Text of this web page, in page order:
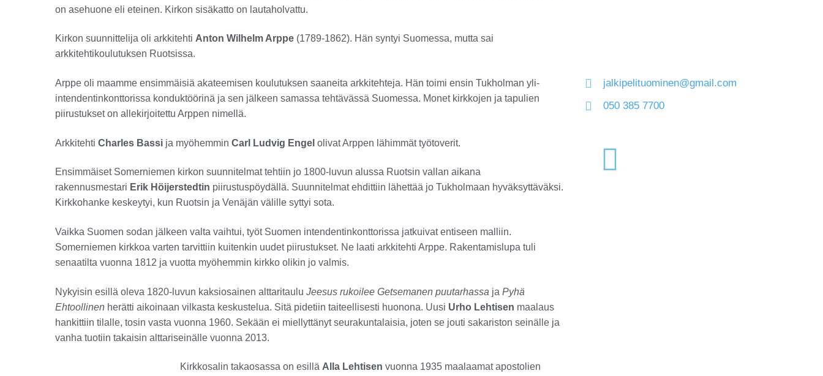
on asehuone eli eteinen. Kirkon sisäkatto on lautaholvattu.
Kirkon suunnittelija oli arkkitehti Anton Wilhelm Arppe (1789-1862). Hän syntyi Suomessa, mutta sai
arkkitehtikoulutuksen Ruotsissa.
Arppe oli maamme ensimmäisiä akateemisen koulutuksen saaneita arkkitehteja. Hän toimi ensin Tukholman yli-
intendentinkonttorissa konduktöörinä ja sen jälkeen samassa tehtävässä Suomessa. Monet kirkkojen ja tapulien
piirustukset on allekirjoitettu Arppen nimellä.
Arkkitehti Charles Bassi ja myöhemmin Carl Ludvig Engel olivat Arppen lähimmät työtoverit.
Ensimmäiset Somerniemen kirkon suunnitelmat tehtiin jo 1800-luvun alussa Ruotsin vallan aikana
rakennusmestari Erik Höijerstedtin piirustuspöydällä. Suunnitelmat ehdittiin lähettää jo Tukholmaan hyväksyttäväksi.
Kirkkohanke keskeytyi, kun Ruotsin ja Venäjän välille syttyi sota.
Vaikka Suomen sodan jälkeen valta vaihtui, työt Suomen intendentinkonttorissa jatkuivat entiseen malliin.
Somerniemen kirkkoa varten tarvittiin kuitenkin uudet piirustukset. Ne laati arkkitehti Arppe. Rakentamislupa tuli
senaatilta vuonna 1812 ja vuotta myöhemmin kirkko olikin jo valmis.
Nykyisin esillä oleva 1820-luvun kaksiosainen alttaritaulu Jeesus rukoilee Getsemanen puutarhassa ja Pyhä
Ehtoollinen herätti aikoinaan vilkasta keskustelua. Sitä pidetiin taiteellisesti huonona. Uusi Urho Lehtisen maalaus
hankittiin tilalle, tosin vasta vuonna 1960. Sekään ei miellyttänyt seurakuntalaisia, joten se jouti sakariston seinälle ja
vanha tuotiin takaisin alttariseinälle vuonna 2013.
Kirkkosalin takaosassa on esillä Alla Lehtisen vuonna 1935 maalaamat apostolien
jalkipelituominen@gmail.com
050 385 7700